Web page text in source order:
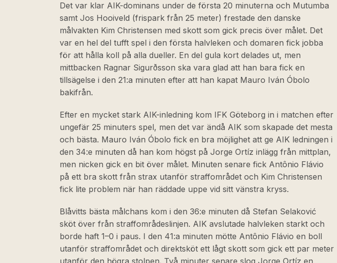
Det var klar AIK-dominans under de första 20 minuterna och Mutumba
samt Jos Hooiveld (frispark från 25 meter) frestade den danske
målvakten Kim Christensen med skott som gick precis över målet. Det
var en hel del tufft spel i den första halvleken och domaren fick jobba
för att hålla koll på alla dueller. En del gula kort delades ut, men
mittbacken Ragnar Sigurðsson ska vara glad att han bara fick en
tillsägelse i den 21:a minuten efter att han kapat Mauro Iván Óbolo
bakifrån.
Efter en mycket stark AIK-inledning kom IFK Göteborg in i matchen efter
ungefär 25 minuters spel, men det var ändå AIK som skapade det mesta
och bästa. Mauro Iván Óbolo fick en bra möjlighet att ge AIK ledningen i
den 34:e minuten då han kom högst på Jorge Ortíz inlägg från mittplan,
men nicken gick en bit över målet. Minuten senare fick Antônio Flávio
på ett bra skott från strax utanför straffområdet och Kim Christensen
fick lite problem när han räddade uppe vid sitt vänstra kryss.
Blåvitts bästa målchans kom i den 36:e minuten då Stefan Selaković
sköt över från straffområdeslinjen. AIK avslutade halvleken starkt och
borde haft 1–0 i paus. I den 41:a minuten mötte Antônio Flávio en boll
utanför straffområdet och direktsköt ett lågt skott som gick ett par meter
utanför den högra stolpen. Två minuter senare slog Jorge Ortíz en